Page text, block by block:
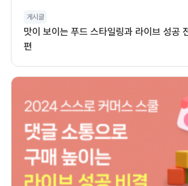
게시글
맛이 보이는 푸드 스타일링과 라이브 성공
편